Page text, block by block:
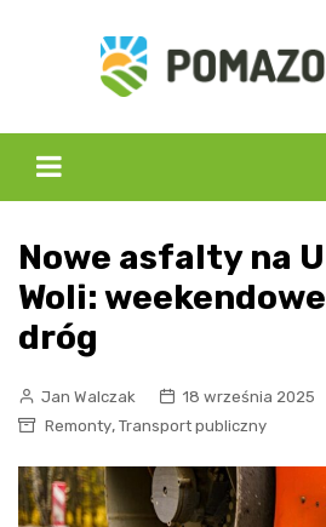
Nowe asfalty na
Woli:
dróg
Jan Walczak
18 września 2025
Remonty, Transport publiczny